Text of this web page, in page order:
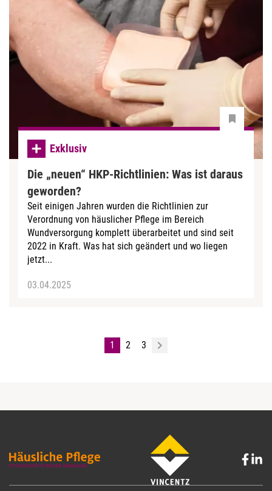
Exklusiv
Die „neuen“ HKP-Richtlinien: Was ist daraus
geworden?
Seit einigen Jahren wurden die Richtlinien zur
Verordnung von häuslicher Pflege im Bereich
Wundversorgung komplett überarbeitet und sind seit
2022 in Kraft. Was hat sich geändert und wo liegen
jetzt...
03.04.2025
1 2 3